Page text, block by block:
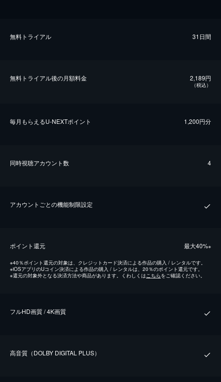
無料トライアル 31日間
無料トライアル後の⽉額料金 2,189円
（税込）
毎⽉もらえるU-NEXTポイント 1,200円分
同時視聴アカウント数 4
アカウントごとの機能制限設定
ポイント還元 最⼤40%※
※40％ポイント還元の対象は、クレジットカード決済による作品の購入 / レンタルです。
※iOSアプリのUコイン決済による作品の購入 / レンタルは、20％のポイント還元です。
※還元の対象外となる決済方法や商品があります。くわしくはこちらをご確認ください。
フルHD画質 / 4K画質
⾼⾳質（DOLBY DIGITAL PLUS）